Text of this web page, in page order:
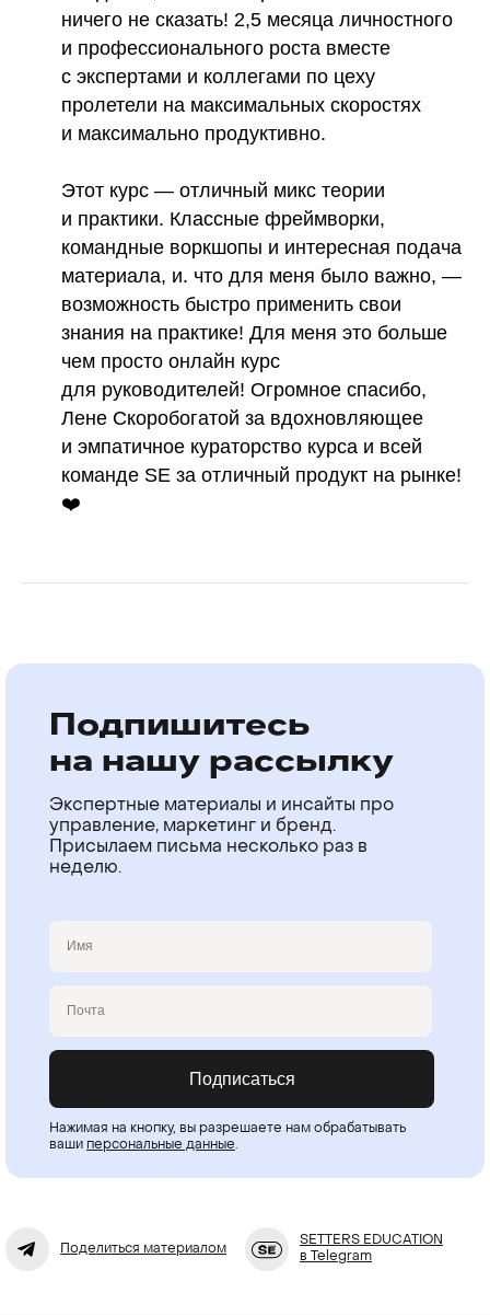
ничего не сказать! 2,5 месяца личностного
и профессионального роста вместе
с экспертами и коллегами по цеху
пролетели на максимальных скоростях
и максимально продуктивно.
Этот курс — отличный микс теории
и практики. Классные фреймворки,
командные воркшопы и интересная подача
материала, и. что для меня было важно, —
возможность быстро применить свои
знания на практике! Для меня это больше
чем просто онлайн курс
для руководителей! Огромное спасибо,
Лене Скоробогатой за вдохновляющее
и эмпатичное кураторство курса и всей
команде SE за отличный продукт на рынке!
❤️
Подпишитесь
на нашу рассылку
Экспертные материалы и инсайты про
управление, маркетинг и бренд.
Присылаем письма несколько раз в
неделю.
Подписаться
Нажимая на кнопку, вы разрешаете нам обрабатывать
ваши персональные данные.
Поделиться материалом
SETTERS EDUCATION
в Telegram